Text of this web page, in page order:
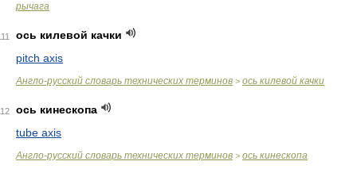
рычага
ось килевой качки
pitch axis
Англо-русский словарь технических терминов > ось килевой качки
ось кинескопа
tube axis
Англо-русский словарь технических терминов > ось кинескопа